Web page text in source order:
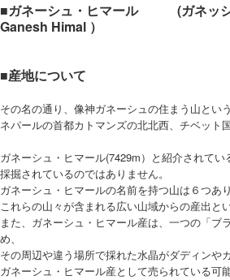
■ガネーシュ・ヒマール (ガネッシ
Ganesh Himal ）
■産地について
その名の通り、像神ガネーシュの住まう山という
ネパールの首都カトマンズの北北西、チベット
ガネーシュ・ヒマール(7429m）と紹介されてい
採掘されているのではありません。
ガネーシュ・ヒマールの名前を持つ山は６つあり
これらの山々が含まれる広い山域からの産出と
また、ガネーシュ・ヒマール産は、一つの「ブ
め、
その周辺や違う場所で採れた水晶がダディンや
ガネーシュ・ヒマール産として売られている可